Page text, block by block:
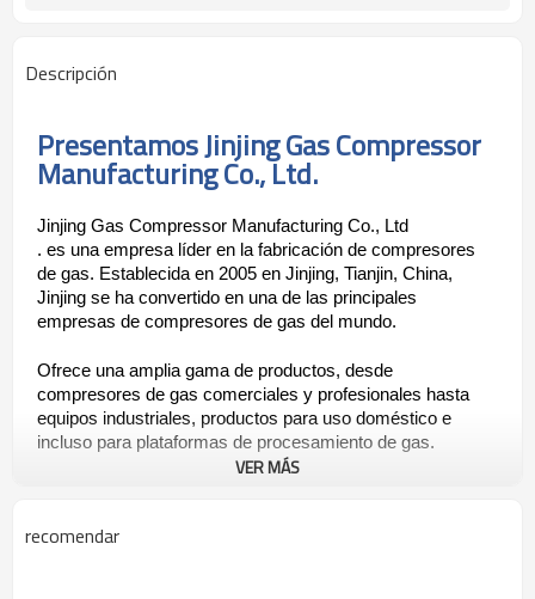
Descripción
Presentamos Jinjing Gas Compressor
Manufacturing Co., Ltd.
Jinjing Gas Compressor Manufacturing Co., Ltd
. es una empresa líder en la fabricación de compresores
de gas. Establecida en 2005 en Jinjing, Tianjin, China,
Jinjing se ha convertido en una de las principales
empresas de compresores de gas del mundo.
Ofrece una amplia gama de productos, desde
compresores de gas comerciales y profesionales hasta
equipos industriales, productos para uso doméstico e
incluso para plataformas de procesamiento de gas.
Ofrece equipos de vanguardia del proceso de
VER MÁS
recomendar